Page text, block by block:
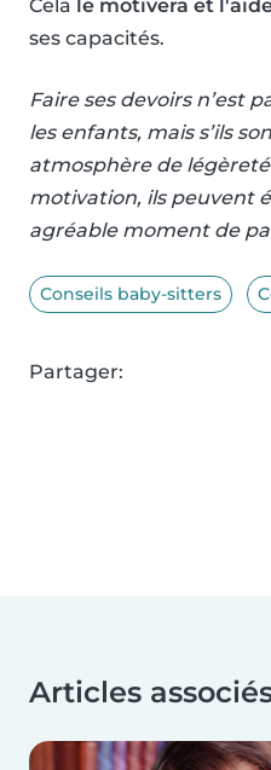
Cela le motivera et
ses capacités.
Faire ses devoirs n’est
les enfants, mais s’ils
atmosphère de
motivation, ils peuvent
agréable moment de
Conseils baby-sitters
Partager:
Articles